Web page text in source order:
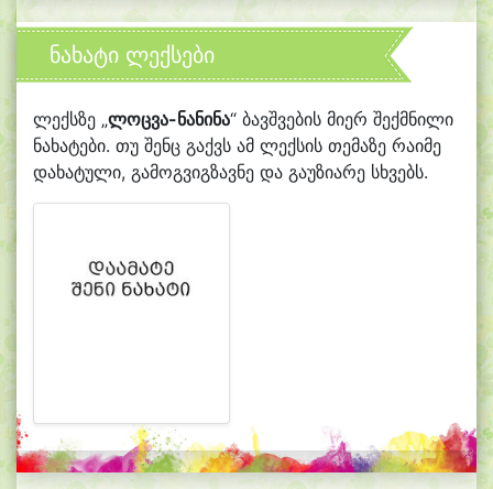
ნახატი ლექსები
ლექსზე „ლოცვა-ნანინა“ ბავშვების მიერ შექმნილი
ნახატები. თუ შენც გაქვს ამ ლექსის თემაზე რაიმე
დახატული, გამოგვიგზავნე და გაუზიარე სხვებს.